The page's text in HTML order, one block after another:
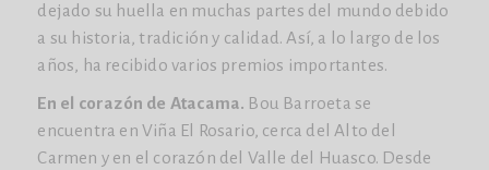
dejado su huella en muchas partes del mundo debido
a su historia, tradición y calidad. Así, a lo largo de los
años, ha recibido varios premios importantes.
En el corazón de Atacama. Bou Barroeta se
encuentra en Viña El Rosario, cerca del Alto del
Carmen y en el corazón del Valle del Huasco. Desde